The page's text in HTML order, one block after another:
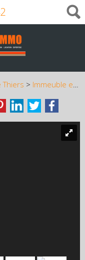
Thiers > Immeuble en vente Thiers